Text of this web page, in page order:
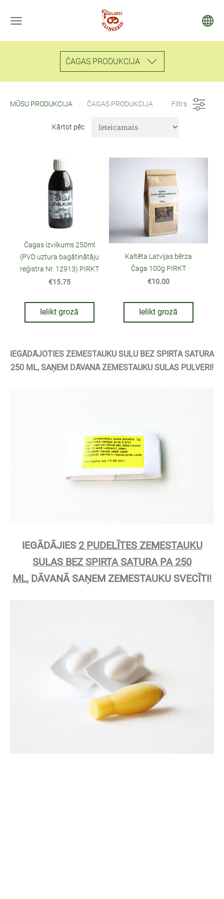
ČAGAS PRODUKCIJA
IEGĀDĀJOTIES ZEMESTAUKU SULU BEZ SPIRTA SATURA
250 ML, SAŅEM DĀVANĀ ZEMESTAUKU SULAS PULVERI!
IEGĀDĀJIES 2 PUDELĪTES ZEMESTAUKU
SULAS BEZ SPIRTA SATURA PA 250
ML, DĀVANĀ SAŅEM ZEMESTAUKU SVECĪTI!
MŪSU PRODUKCIJA ČAGAS PRODUKCIJA Filtrs
Kārtot pēc
Čagas izvilkums 250ml
(PVD uztura bagātinātāju
reģistra Nr. 12913) PIRKT
€15.75
Ielikt grozā
Kaltēta Latvijas bērza
Čaga 100g PIRKT
€10.00
Ielikt grozā